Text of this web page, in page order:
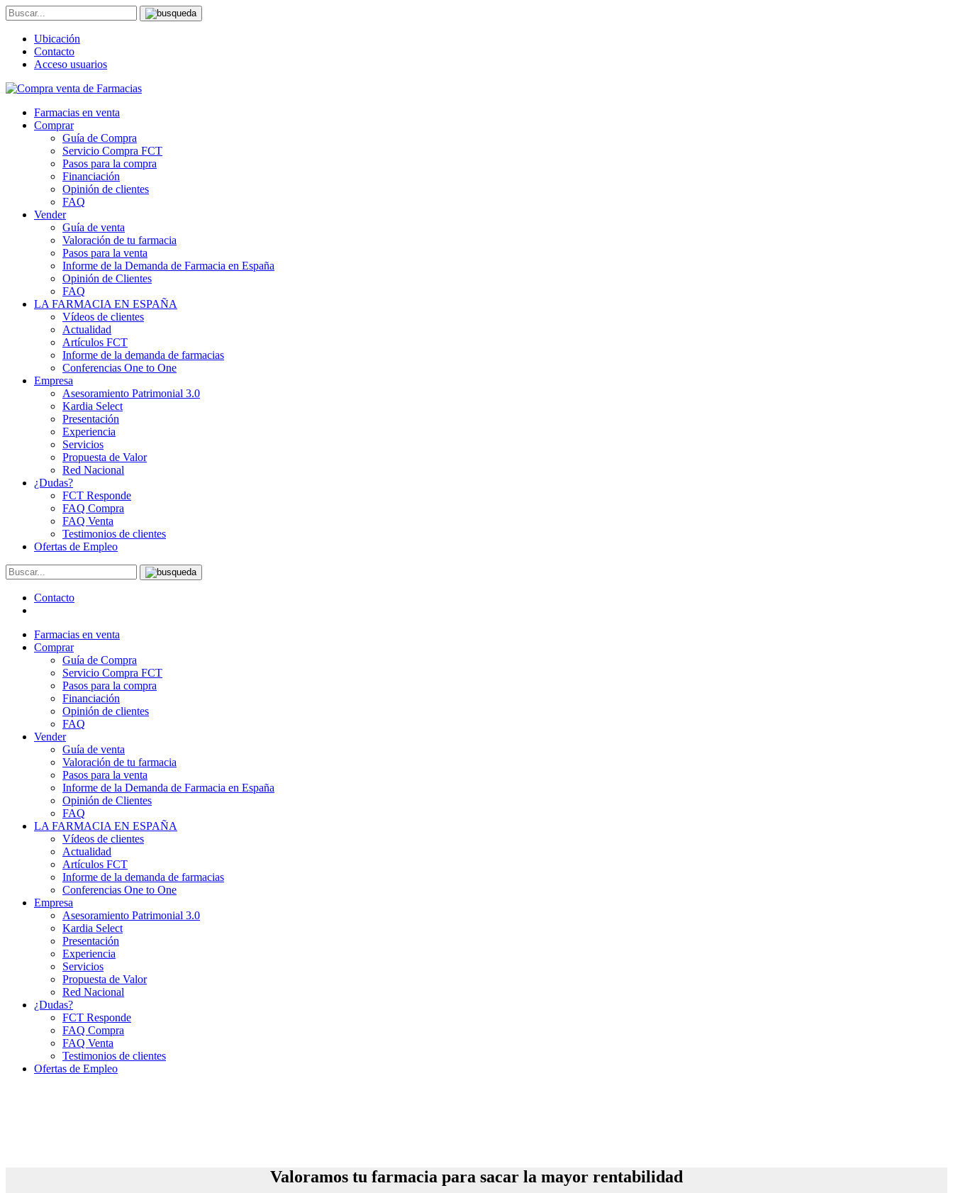
Ubicación
Contacto
Acceso usuarios
Farmacias en venta
Comprar
Guía de Compra
Servicio Compra FCT
Pasos para la compra
Financiación
Opinión de clientes
FAQ
Vender
Guía de venta
Valoración de tu farmacia
Pasos para la venta
Informe de la Demanda de Farmacia en España
Opinión de Clientes
FAQ
LA FARMACIA EN ESPAÑA
Vídeos de clientes
Actualidad
Artículos FCT
Informe de la demanda de farmacias
Conferencias One to One
Empresa
Asesoramiento Patrimonial 3.0
Kardia Select
Presentación
Experiencia
Servicios
Propuesta de Valor
Red Nacional
¿Dudas?
FCT Responde
FAQ Compra
FAQ Venta
Testimonios de clientes
Ofertas de Empleo
Contacto
Farmacias en venta
Comprar
Guía de Compra
Servicio Compra FCT
Pasos para la compra
Financiación
Opinión de clientes
FAQ
Vender
Guía de venta
Valoración de tu farmacia
Pasos para la venta
Informe de la Demanda de Farmacia en España
Opinión de Clientes
FAQ
LA FARMACIA EN ESPAÑA
Vídeos de clientes
Actualidad
Artículos FCT
Informe de la demanda de farmacias
Conferencias One to One
Empresa
Asesoramiento Patrimonial 3.0
Kardia Select
Presentación
Experiencia
Servicios
Propuesta de Valor
Red Nacional
¿Dudas?
FCT Responde
FAQ Compra
FAQ Venta
Testimonios de clientes
Ofertas de Empleo
Valoramos tu farmacia para sacar la mayor rentabilidad